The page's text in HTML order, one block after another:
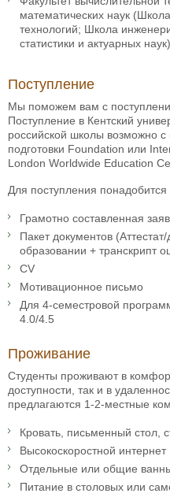
математических наук
технологий; Школа
статистики и актуарных наук).
Поступление
Мы поможем вам с
Поступление в Кентский
российской школы возможно
подготовки Foundation или
London Worldwide Education
Для поступления
Грамотно составленная
Пакет документов
образовании + транскрипт
CV
Мотивационное письмо
Для 4-семестровой
4.0/4.5
Проживание
Студенты проживают в
доступности, так и в
предлагаются 1-2-местные
Кровать, письменный стол,
Высокоскоростной интернет
Отдельные или общие
Питание в столовых или